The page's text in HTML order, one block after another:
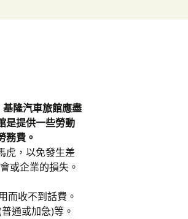
隆汽車旅館應盡
是提供一些勞動
務費。
虎，以免發生差
或企業的損失。
而收不到話費。
通或加急)等。